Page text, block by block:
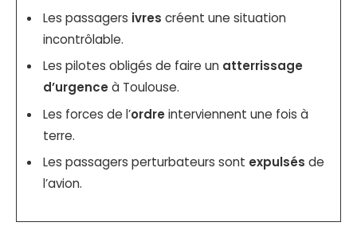
Les passagers ivres créent une situation
incontrôlable.
Les pilotes obligés de faire un atterrissage
d’urgenceà Toulouse.
Les forces de l’ordreinterviennent une fois à
terre.
Les passagers perturbateurs sont expulsés de
l’avion.